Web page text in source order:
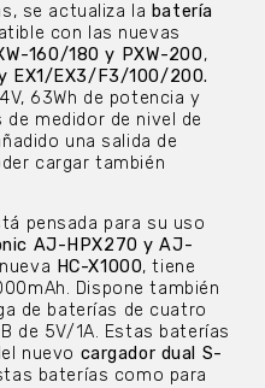
se actualiza la batería
con las nuevas
160/180 y PXW-200,
EX1/EX3/F3/100/200.
63Wh de potencia y
de medidor de nivel de
una salida de
cargar también
pensada para su uso
AJ-HPX270 y AJ-
HC-X1000, tiene
Dispone también
de baterías de cuatro
de 5V/1A. Estas baterías
nuevo cargador dual S-
baterías como para